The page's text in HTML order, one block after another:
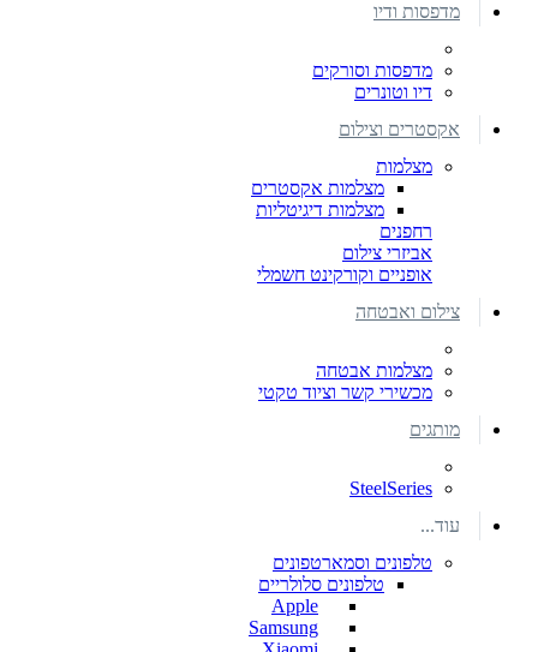
מדפסות ודיו
מדפסות וסורקים
דיו וטונרים
אקסטרים וצילום
מצלמות
מצלמות אקסטרים
מצלמות דיגיטליות
רחפנים
אביזרי צילום
אופניים וקורקינט חשמלי
צילום ואבטחה
מצלמות אבטחה
מכשירי קשר וציוד טקטי
מותגים
SteelSeries
עוד...
טלפונים וסמארטפונים
טלפונים סלולריים
Apple
Samsung